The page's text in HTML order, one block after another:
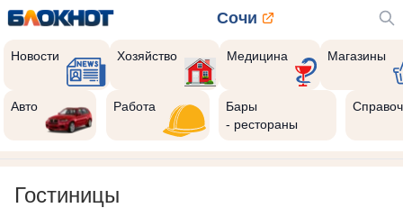
Сочи
Новости Хозяйство Медицина Магазины
Авто Работа
Бары
- рестораны
Гостиницы